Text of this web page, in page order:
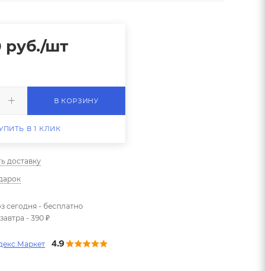
руб./шт
В КОРЗИНУ
В 1 КЛИК
доставку
сегодня - бесплатно
- 390 ₽